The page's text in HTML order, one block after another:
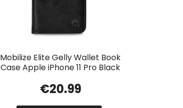
Mobilize Elite Gelly Wallet Book
Case Apple iPhone 11 Pro Black
€20.99